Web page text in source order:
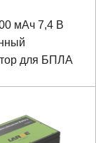
мАч 7,4 В
для БПЛА